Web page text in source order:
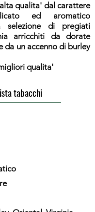
qualita' dal carattere
ed aromatico
selezione di pregiati
arricchiti da dorate
da un accenno di burley
qualita'
tabacchi